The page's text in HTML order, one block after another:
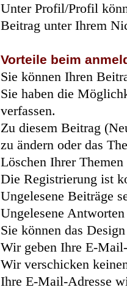
Unter Profil/Profil
Beitrag unter Ihrem
Vorteile beim
Sie können Ihren
Sie haben die
verfassen.
Zu diesem Beitrag
zu ändern oder das
Löschen Ihrer
Die Registrierung ist
Ungelesene Beiträge
Ungelesene
Sie können das
Wir geben Ihre E-
Wir verschicken
Ihre E-Mail-Adresse